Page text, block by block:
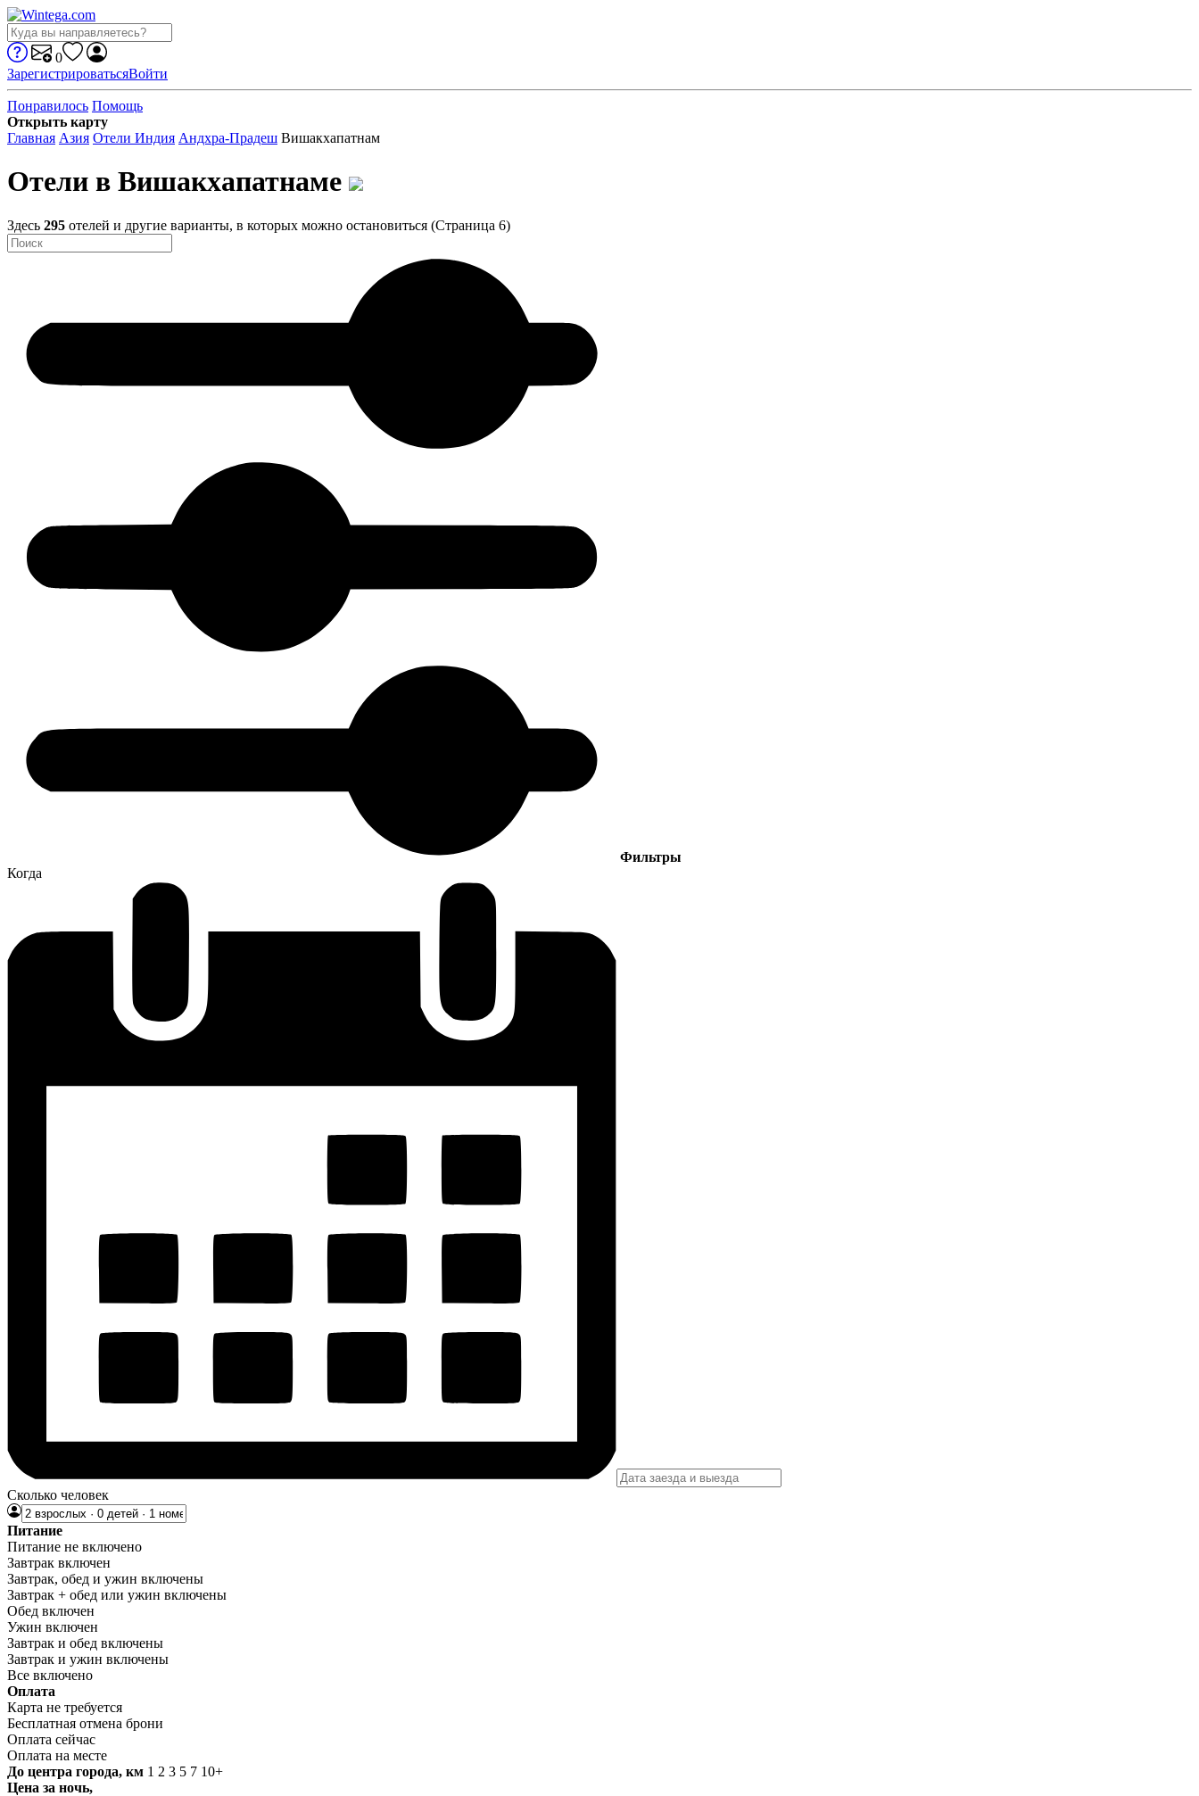
0
ЗарегистрироватьсяВойти
Понравилось Помощь
Открыть карту
Главная Азия Отели Индия Андхра-Прадеш Вишакхапатнам
Отели в Вишакхапатнаме
Здесь 295 отелей и другие варианты, в которых можно остановиться (Страница 6)
Фильтры
Когда
Сколько человек
Питание
Питание не включено
Завтрак включен
Завтрак, обед и ужин включены
Завтрак + обед или ужин включены
Обед включен
Ужин включен
Завтрак и обед включены
Завтрак и ужин включены
Все включено
Оплата
Карта не требуется
Бесплатная отмена брони
Оплата сейчас
Оплата на месте
До центра города, км 1 2 3 5 7 10+
Цена за ночь,